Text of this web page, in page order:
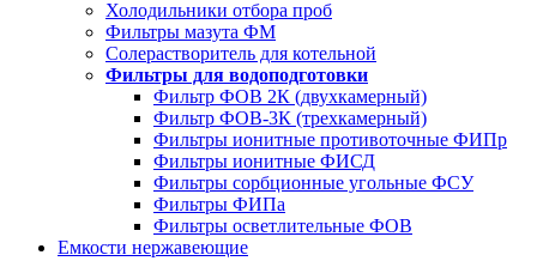
Холодильники отбора проб
Фильтры мазута ФМ
Солерастворитель для котельной
Фильтры для водоподготовки
Фильтр ФОВ 2К (двухкамерный)
Фильтр ФОВ-3К (трехкамерный)
Фильтры ионитные противоточные ФИПр
Фильтры ионитные ФИСД
Фильтры сорбционные угольные ФСУ
Фильтры ФИПа
Фильтры осветлительные ФОВ
Емкости нержавеющие